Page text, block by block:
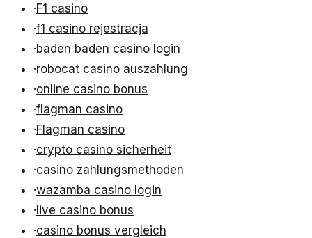
·F1 casino
·f1 casino rejestracja
·baden baden casino login
·robocat casino auszahlung
·online casino bonus
·flagman casino
·Flagman casino
·crypto casino sicherheit
·casino zahlungsmethoden
·wazamba casino login
·live casino bonus
·casino bonus vergleich